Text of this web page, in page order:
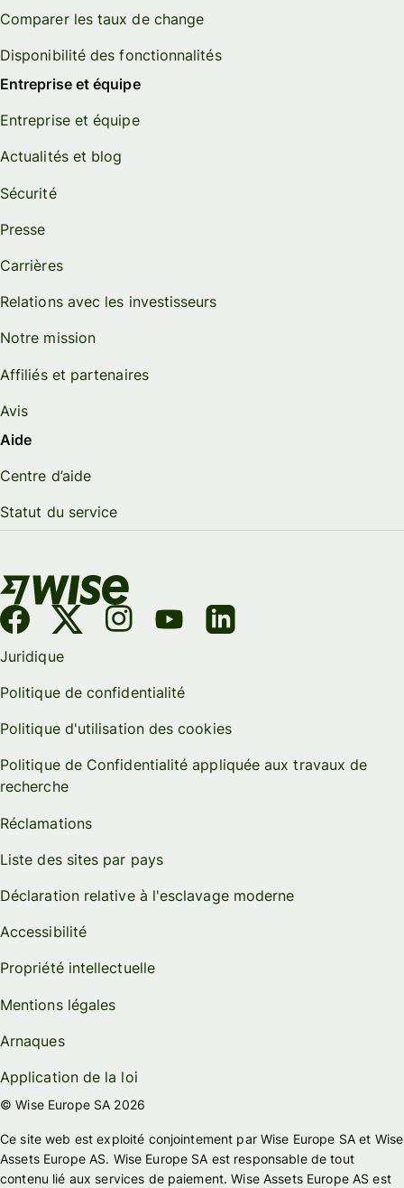
Comparer les taux de change
Disponibilité des fonctionnalités
Entreprise et équipe
Entreprise et équipe
Actualités et blog
Sécurité
Presse
Carrières
Relations avec les investisseurs
Notre mission
Affiliés et partenaires
Avis
Aide
Centre d’aide
Statut du service
Juridique
Politique de confidentialité
Politique d'utilisation des cookies
Politique de Confidentialité appliquée aux travaux de
recherche
Réclamations
Liste des sites par pays
Déclaration relative à l'esclavage moderne
Accessibilité
Propriété intellectuelle
Mentions légales
Arnaques
Application de la loi
© Wise Europe SA 2026
Ce site web est exploité conjointement par Wise Europe SA et Wise
Assets Europe AS. Wise Europe SA est responsable de tout
contenu lié aux services de paiement. Wise Assets Europe AS est